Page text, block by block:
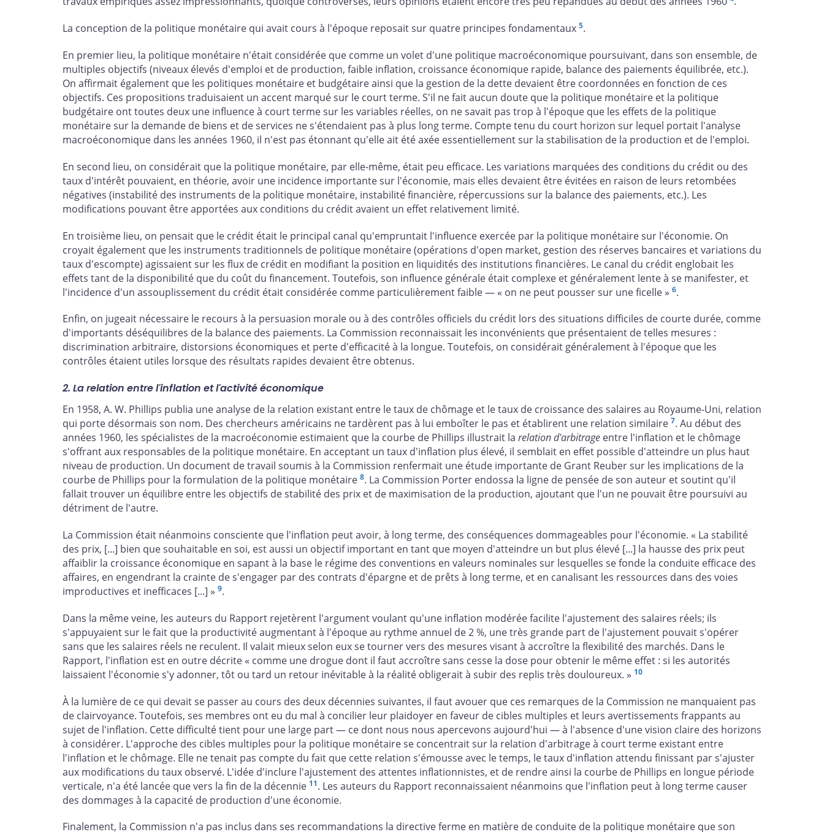
La conception de la politique monétaire qui avait cours à l'époque reposait sur quatre principes fondamentaux 5.
En premier lieu, la politique monétaire n'était considérée que comme un volet d'une politique macroéconomique poursuivant, dans son ensemble, de
multiples objectifs (niveaux élevés d'emploi et de production, faible inflation, croissance économique rapide, balance des paiements équilibrée, etc.).
On affirmait également que les politiques monétaire et budgétaire ainsi que la gestion de la dette devaient être coordonnées en fonction de ces
objectifs. Ces propositions traduisaient un accent marqué sur le court terme. S'il ne fait aucun doute que la politique monétaire et la politique
budgétaire ont toutes deux une influence à court terme sur les variables réelles, on ne savait pas trop à l'époque que les effets de la politique
monétaire sur la demande de biens et de services ne s'étendaient pas à plus long terme. Compte tenu du court horizon sur lequel portait l'analyse
macroéconomique dans les années 1960, il n'est pas étonnant qu'elle ait été axée essentiellement sur la stabilisation de la production et de l'emploi.
En second lieu, on considérait que la politique monétaire, par elle-même, était peu efficace. Les variations marquées des conditions du crédit ou des
taux d'intérêt pouvaient, en théorie, avoir une incidence importante sur l'économie, mais elles devaient être évitées en raison de leurs retombées
négatives (instabilité des instruments de la politique monétaire, instabilité financière, répercussions sur la balance des paiements, etc.). Les
modifications pouvant être apportées aux conditions du crédit avaient un effet relativement limité.
En troisième lieu, on pensait que le crédit était le principal canal qu'empruntait l'influence exercée par la politique monétaire sur l'économie. On
croyait également que les instruments traditionnels de politique monétaire (opérations d'open market, gestion des réserves bancaires et variations du
taux d'escompte) agissaient sur les flux de crédit en modifiant la position en liquidités des institutions financières. Le canal du crédit englobait les
effets tant de la disponibilité que du coût du financement. Toutefois, son influence générale était complexe et généralement lente à se manifester, et
l'incidence d'un assouplissement du crédit était considérée comme particulièrement faible — « on ne peut pousser sur une ficelle » 6.
Enfin, on jugeait nécessaire le recours à la persuasion morale ou à des contrôles officiels du crédit lors des situations difficiles de courte durée, comme
d'importants déséquilibres de la balance des paiements. La Commission reconnaissait les inconvénients que présentaient de telles mesures :
discrimination arbitraire, distorsions économiques et perte d'efficacité à la longue. Toutefois, on considérait généralement à l'époque que les
contrôles étaient utiles lorsque des résultats rapides devaient être obtenus.
2. La relation entre l'inflation et l'activité économique
En 1958, A. W. Phillips publia une analyse de la relation existant entre le taux de chômage et le taux de croissance des salaires au Royaume-Uni, relation
qui porte désormais son nom. Des chercheurs américains ne tardèrent pas à lui emboîter le pas et établirent une relation similaire 7. Au début des
années 1960, les spécialistes de la macroéconomie estimaient que la courbe de Phillips illustrait la relation d'arbitrage entre l'inflation et le chômage
s'offrant aux responsables de la politique monétaire. En acceptant un taux d'inflation plus élevé, il semblait en effet possible d'atteindre un plus haut
niveau de production. Un document de travail soumis à la Commission renfermait une étude importante de Grant Reuber sur les implications de la
courbe de Phillips pour la formulation de la politique monétaire 8. La Commission Porter endossa la ligne de pensée de son auteur et soutint qu'il
fallait trouver un équilibre entre les objectifs de stabilité des prix et de maximisation de la production, ajoutant que l'un ne pouvait être poursuivi au
détriment de l'autre.
La Commission était néanmoins consciente que l'inflation peut avoir, à long terme, des conséquences dommageables pour l'économie. « La stabilité
des prix, [...] bien que souhaitable en soi, est aussi un objectif important en tant que moyen d'atteindre un but plus élevé [...] la hausse des prix peut
affaiblir la croissance économique en sapant à la base le régime des conventions en valeurs nominales sur lesquelles se fonde la conduite efficace des
affaires, en engendrant la crainte de s'engager par des contrats d'épargne et de prêts à long terme, et en canalisant les ressources dans des voies
improductives et inefficaces [...] » 9.
Dans la même veine, les auteurs du Rapport rejetèrent l'argument voulant qu'une inflation modérée facilite l'ajustement des salaires réels; ils
s'appuyaient sur le fait que la productivité augmentant à l'époque au rythme annuel de 2 %, une très grande part de l'ajustement pouvait s'opérer
sans que les salaires réels ne reculent. Il valait mieux selon eux se tourner vers des mesures visant à accroître la flexibilité des marchés. Dans le
Rapport, l'inflation est en outre décrite « comme une drogue dont il faut accroître sans cesse la dose pour obtenir le même effet : si les autorités
laissaient l'économie s'y adonner, tôt ou tard un retour inévitable à la réalité obligerait à subir des replis très douloureux. » 10
À la lumière de ce qui devait se passer au cours des deux décennies suivantes, il faut avouer que ces remarques de la Commission ne manquaient pas
de clairvoyance. Toutefois, ses membres ont eu du mal à concilier leur plaidoyer en faveur de cibles multiples et leurs avertissements frappants au
sujet de l'inflation. Cette difficulté tient pour une large part — ce dont nous nous apercevons aujourd'hui — à l'absence d'une vision claire des horizons
à considérer. L'approche des cibles multiples pour la politique monétaire se concentrait sur la relation d'arbitrage à court terme existant entre
l'inflation et le chômage. Elle ne tenait pas compte du fait que cette relation s'émousse avec le temps, le taux d'inflation attendu finissant par s'ajuster
aux modifications du taux observé. L'idée d'inclure l'ajustement des attentes inflationnistes, et de rendre ainsi la courbe de Phillips en longue période
verticale, n'a été lancée que vers la fin de la décennie 11. Les auteurs du Rapport reconnaissaient néanmoins que l'inflation peut à long terme causer
des dommages à la capacité de production d'une économie.
Finalement, la Commission n'a pas inclus dans ses recommandations la directive ferme en matière de conduite de la politique monétaire que son